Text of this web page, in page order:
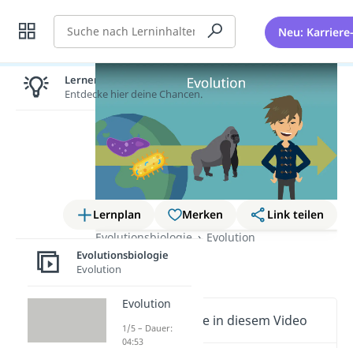
Suche Neu:
Lernplan Merken
Link teilen
Evolutionsbiologie
Evolution
Evolution
Wichtige Inhalte in diesem Video
Lernen lohnt sich!
Entdecke hier deine Chancen.
Evolutionsbiologie
Evolution
Evolution
1/5 – Dauer:
04:53